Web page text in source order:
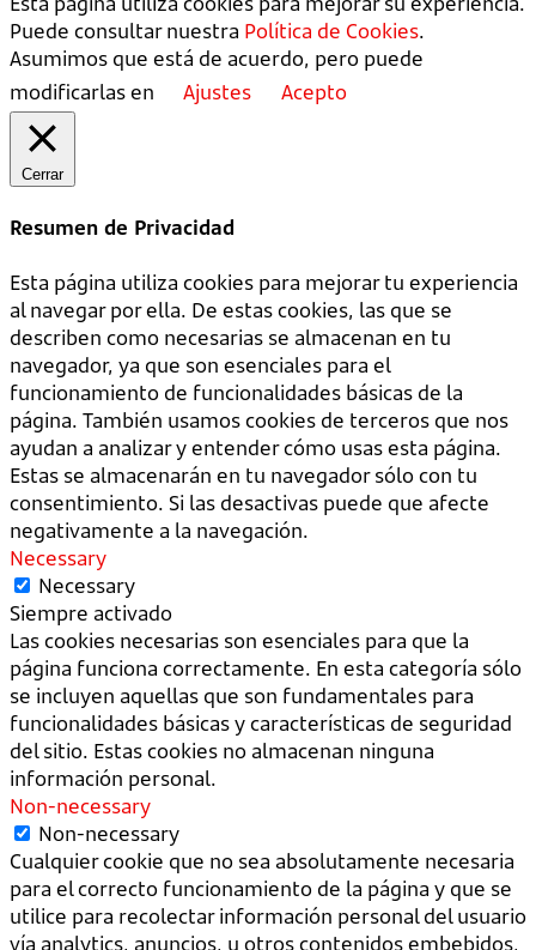
Puede consultar nuestra Política de Cookies.
Asumimos que está de acuerdo, pero puede
modificarlas en
Ajustes Acepto
Cerrar
Resumen de Privacidad
Esta página utiliza cookies para mejorar tu experiencia
al navegar por ella. De estas cookies, las que se
describen como necesarias se almacenan en tu
navegador, ya que son esenciales para el
funcionamiento de funcionalidades básicas de la
página. También usamos cookies de terceros que nos
ayudan a analizar y entender cómo usas esta página.
Estas se almacenarán en tu navegador sólo con tu
consentimiento. Si las desactivas puede que afecte
negativamente a la navegación.
Necessary
Necessary
Siempre activado
Las cookies necesarias son esenciales para que la
página funciona correctamente. En esta categoría sólo
se incluyen aquellas que son fundamentales para
funcionalidades básicas y características de seguridad
del sitio. Estas cookies no almacenan ninguna
información personal.
Non-necessary
Non-necessary
Cualquier cookie que no sea absolutamente necesaria
para el correcto funcionamiento de la página y que se
utilice para recolectar información personal del usuario
vía analytics, anuncios, u otros contenidos embebidos,